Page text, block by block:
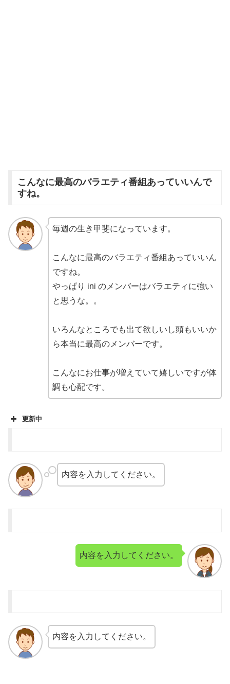
こんなに最高のバラエティ番組あっていいんで
すね。
毎週の生き甲斐になっています。
こんなに最高のバラエティ番組あっていいん
ですね。
やっぱり ini のメンバーはバラエティに強い
と思うな。。
いろんなところでも出て欲しいし頭もいいか
ら本当に最高のメンバーです。
こんなにお仕事が増えていて嬉しいですが体
調も心配です。
更新中
内容を入力してください。
内容を入力してください。
内容を入力してください。